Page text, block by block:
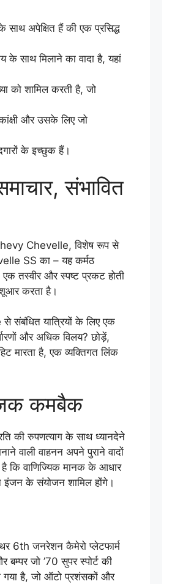
अपेक्षित हैं की एक प्रसिद्ध
साथ मिलाने का वादा है, यहां
को शामिल करती है, जो
और उसके लिए जो
के इच्छुक हैं।
संभावित
Chevy Chevelle, विशेष रूप से
SS का – यह कर्मठ
तस्वीर और स्पष्ट प्रकट होती
करता है।
यात्रियों के लिए एक
और अधिक विलय? छोड़ें,
मारता है, एक व्यक्तिगत लिंक
कमबैक
की रुपणत्याग के साथ ध्यानदेने
वाली वाहनन अपने पुराने वादों
कि वाणिज्यिक मानक के आधार
इंजन के संयोजन शामिल होंगे।
6th जनरेशन कैमेरो प्लेटफार्म
जो ’70 सुपर स्पोर्ट की
गया है, जो ऑटो प्रशंसकों और